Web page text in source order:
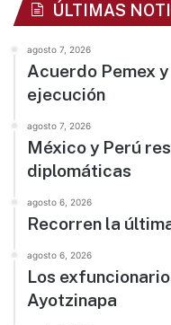
ÚLTIMAS
agosto 7, 2026
Acuerdo Pemex
ejecución
agosto 7, 2026
México y Perú
diplomáticas
agosto 6, 2026
Recorren la
agosto 6, 2026
Los
Ayotzinapa